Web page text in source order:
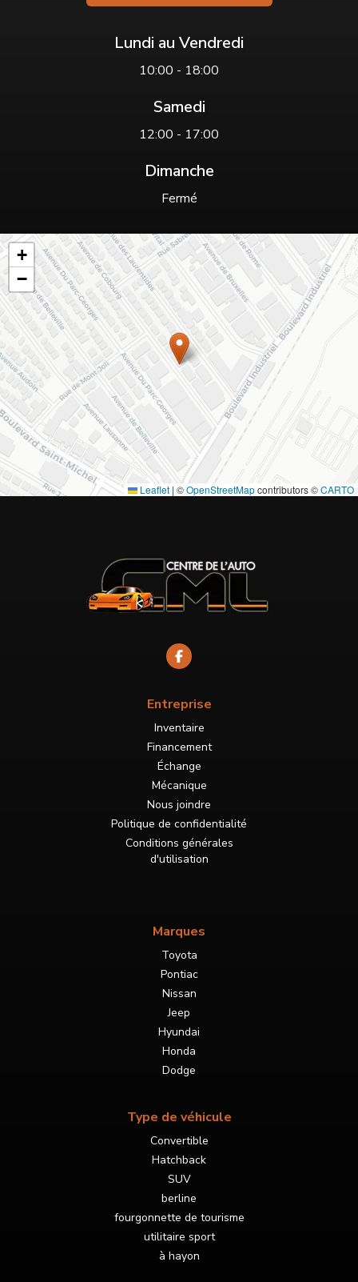
Lundi au Vendredi
10:00 - 18:00
Samedi
12:00 - 17:00
Dimanche
Fermé
+
−
Leaflet | ©OpenStreetMapcontributors ©CARTO
Entreprise
Inventaire
Financement
Échange
Mécanique
Nous joindre
Politique de confidentialité
Conditions générales
d'utilisation
Marques
Toyota
Pontiac
Nissan
Jeep
Hyundai
Honda
Dodge
Type de véhicule
Convertible
Hatchback
SUV
berline
fourgonnette de tourisme
utilitaire sport
à hayon